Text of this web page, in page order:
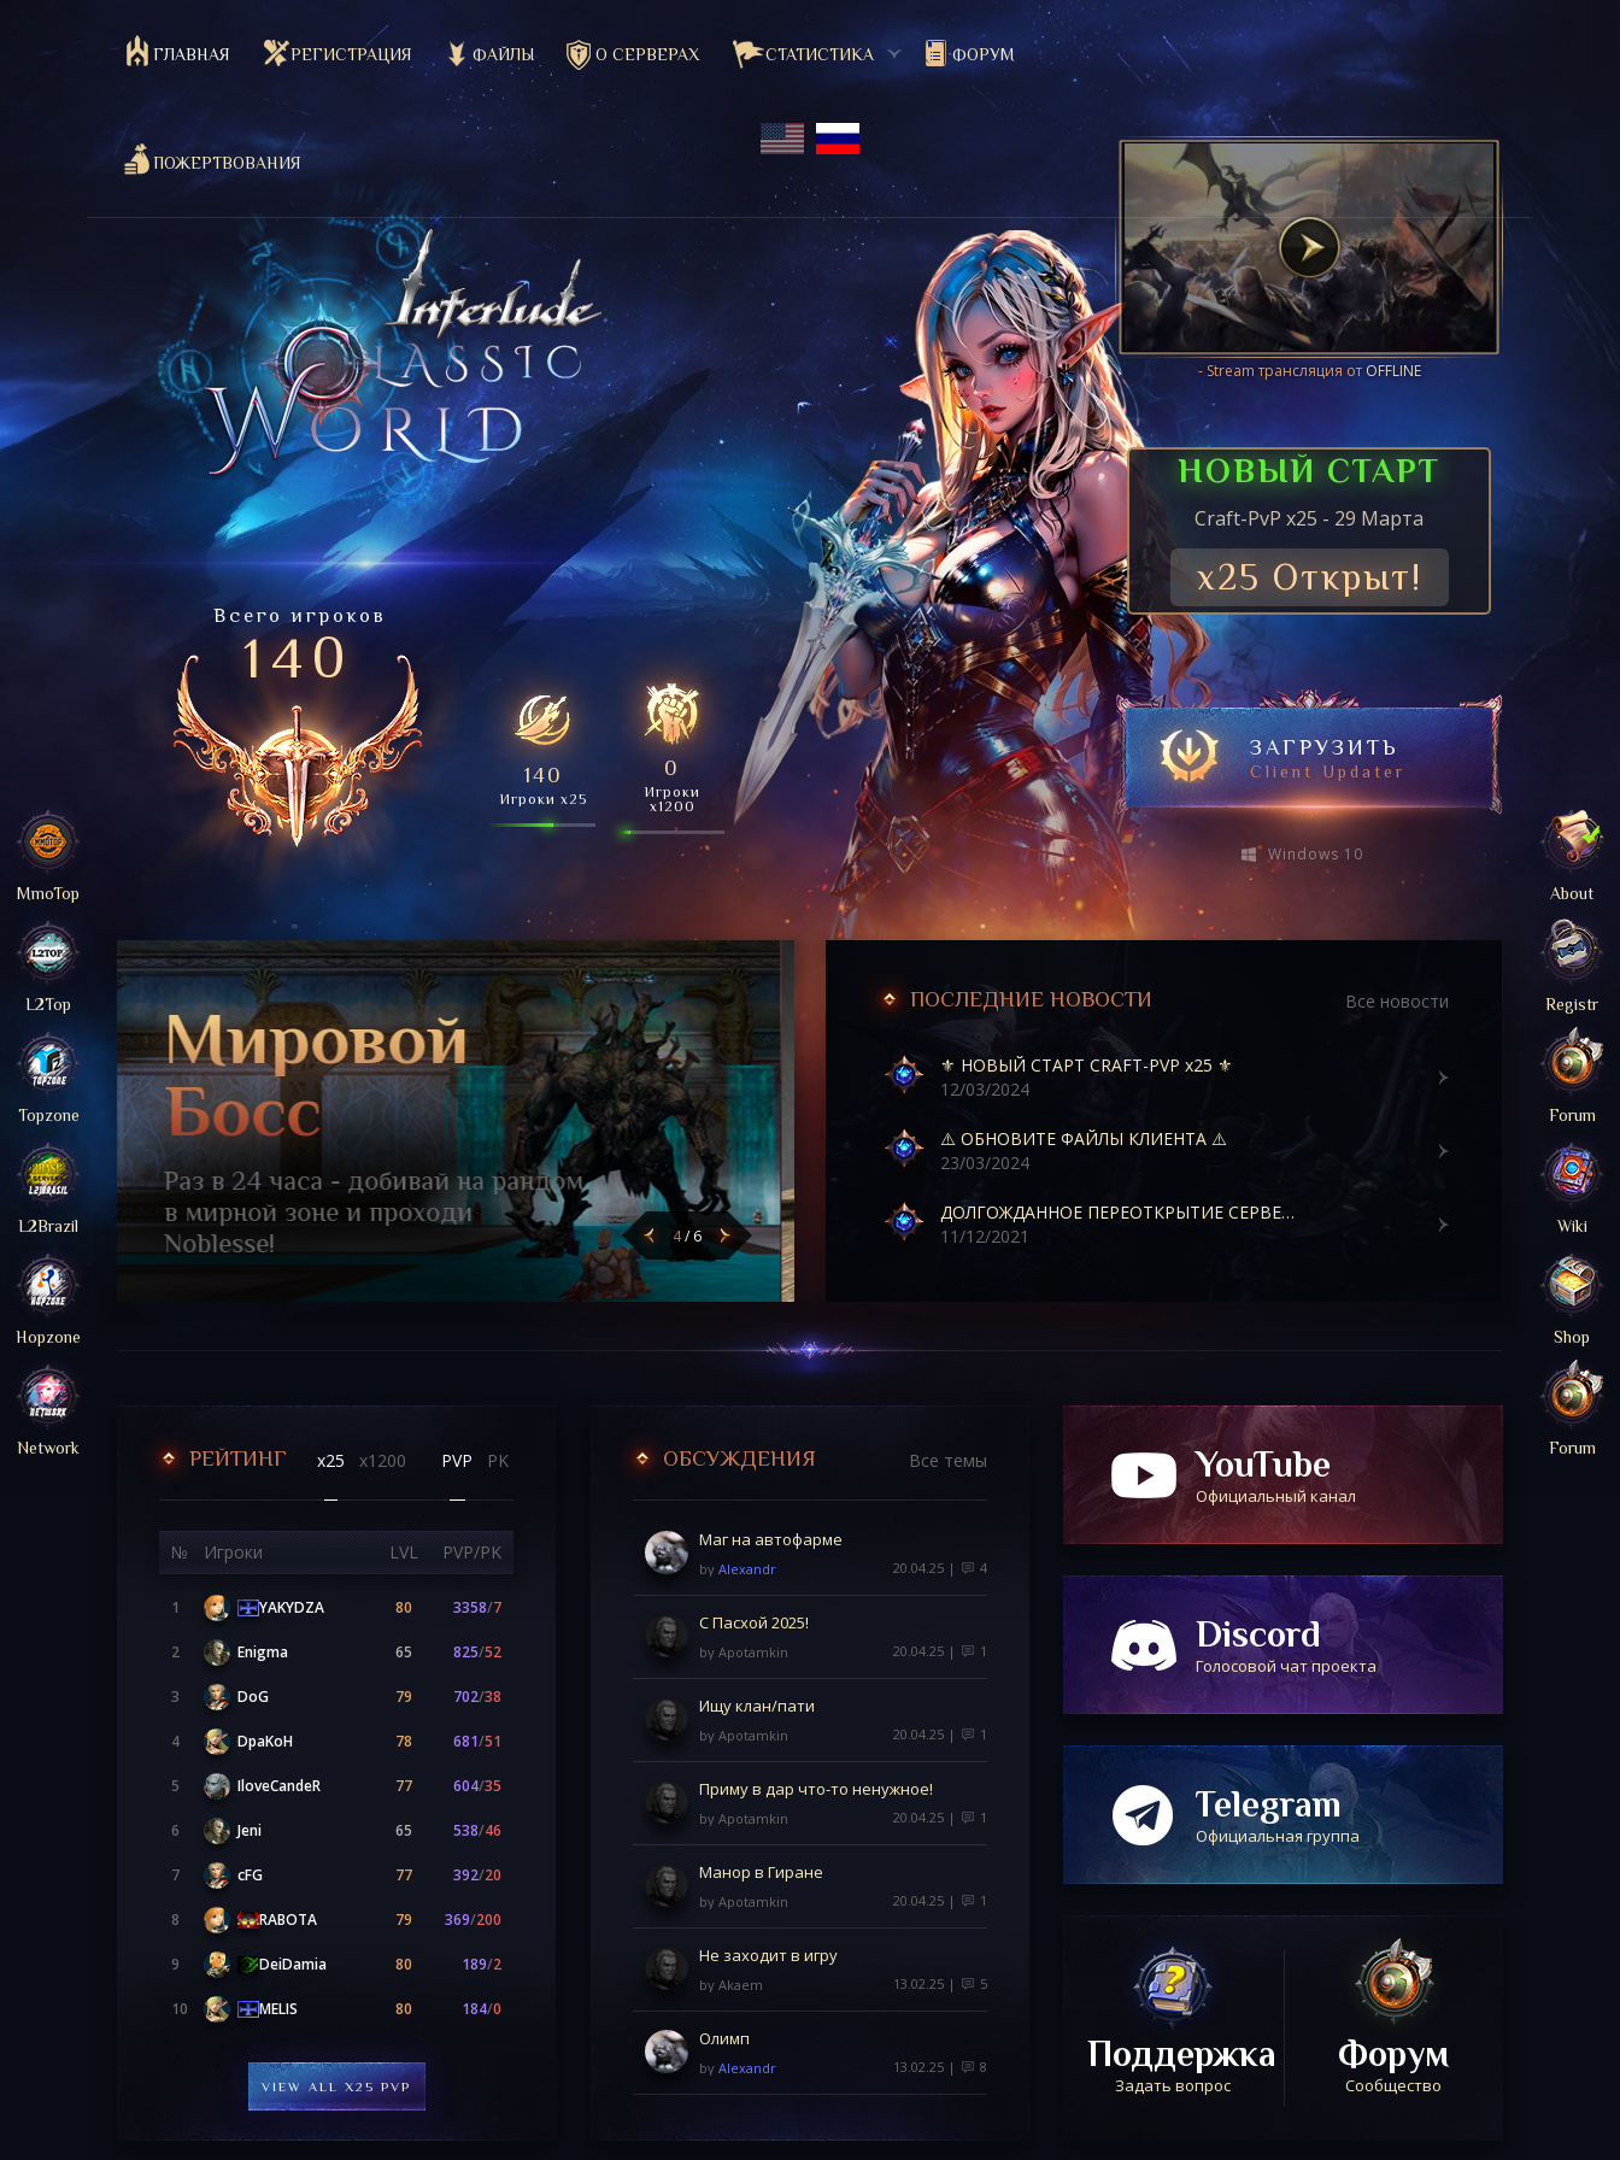
ГЛАВНАЯ РЕГИСТРАЦИЯ ФАЙЛЫ О СЕРВЕРАХ СТАТИСТИКА ФОРУМ
ПОЖЕРТВОВАНИЯ
- Stream трансляция от OFFLINE
НОВЫЙ СТАРТ
Craft-PvP x25 - 29 Марта
x25 Открыт!
Всего игроков
140
140
Игроки x25
0
Игроки
x1200
ЗАГРУЗИТЬ
Client Updater
Windows 10
SOLO-RB
Отыщи их, в самых забытых
уголках мира Эльморэден!
4/6
ПОСЛЕДНИЕ НОВОСТИ Все новости
⚜️ НОВЫЙ СТАРТ CRAFT-PVP x25 ⚜️
12/03/2024
⚠️ ОБНОВИТЕ ФАЙЛЫ КЛИЕНТА ⚠️
23/03/2024
ДОЛГОЖДАННОЕ ПЕРЕОТКРЫТИЕ СЕРВЕРА CRAFT-PVP x25!
11/12/2021
РЕЙТИНГ x25 x1200 PVP PK
№ Игроки LVL PVP/PK
1 YAKYDZA 80 3358/7
2 Enigma 65 825/52
3 DoG 79 702/38
4 DpaKoH 78 681/51
5 IloveCandeR 77 604/35
6 Jeni 65 538/46
7 cFG 77 392/20
8 RABOTA 79 369/200
9 DeiDamia 80 189/2
10 MELIS 80 184/0
VIEW ALL X25 PVP
ОБСУЖДЕНИЯ Все темы
Маг на автофарме
by Alexandr 20.04.25 | 4
С Пасхой 2025!
by Apotamkin 20.04.25 | 1
Ищу клан/пати
by Apotamkin 20.04.25 | 1
Приму в дар что-то ненужное!
by Apotamkin 20.04.25 | 1
Манор в Гиране
by Apotamkin 20.04.25 | 1
Не заходит в игру
by Akaem 13.02.25 | 5
Олимп
by Alexandr 13.02.25 | 8
YouTube
Официальный канал
Discord
Голосовой чат проекта
Telegram
Официальная группа
Поддержка
Задать вопрос
Форум
Сообщество
MmoTop
L2Top
Topzone
L2Brazil
Hopzone
Network
About
Registr
Forum
Wiki
Shop
Forum